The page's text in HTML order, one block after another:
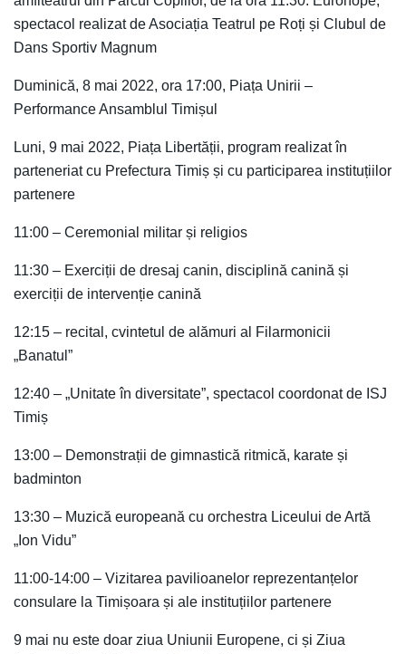
spectacol realizat de Asociația Teatrul pe Roți și Clubul de
Dans Sportiv Magnum
Duminică, 8 mai 2022, ora 17:00, Piața Unirii –
Performance Ansamblul Timișul
Luni, 9 mai 2022, Piața Libertății, program realizat în
parteneriat cu Prefectura Timiș și cu participarea instituțiilor
partenere
11:00 – Ceremonial militar și religios
11:30 – Exerciții de dresaj canin, disciplină canină și
exerciții de intervenție canină
12:15 – recital, cvintetul de alămuri al Filarmonicii
„Banatul”
12:40 – „Unitate în diversitate”, spectacol coordonat de ISJ
Timiș
13:00 – Demonstrații de gimnastică ritmică, karate și
badminton
13:30 – Muzică europeană cu orchestra Liceului de Artă
„Ion Vidu”
11:00-14:00 – Vizitarea pavilioanelor reprezentanțelor
consulare la Timișoara și ale instituțiilor partenere
9 mai nu este doar ziua Uniunii Europene, ci și Ziua